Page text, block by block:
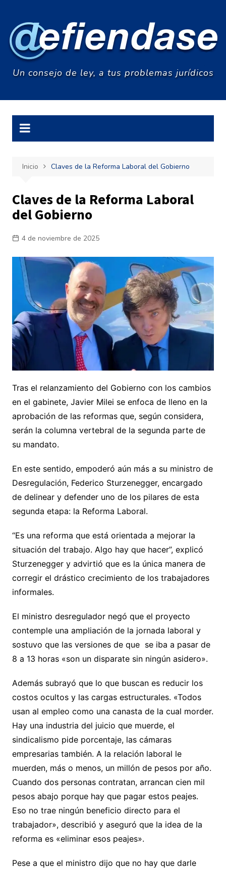
contenido
Un consejo de ley, a tus problemas jurídicos
Inicio Claves de la Reforma Laboral del Gobierno
Claves de la Reforma Laboral
del Gobierno
4 de noviembre de 2025
Tras el relanzamiento del Gobierno con los cambios
en el gabinete, Javier Milei se enfoca de lleno en la
aprobación de las reformas que, según considera,
serán la columna vertebral de la segunda parte de
su mandato.
En este sentido, empoderó aún más a su ministro de
Desregulación, Federico Sturzenegger, encargado
de delinear y defender uno de los pilares de esta
segunda etapa: la Reforma Laboral.
“Es una reforma que está orientada a mejorar la
situación del trabajo. Algo hay que hacer”, explicó
Sturzenegger y advirtió que es la única manera de
corregir el drástico crecimiento de los trabajadores
informales.
El ministro desregulador negó que el proyecto
contemple una ampliación de la jornada laboral y
sostuvo que las versiones de que se iba a pasar de
8 a 13 horas «son un disparate sin ningún asidero».
Además subrayó que lo que buscan es reducir los
costos ocultos y las cargas estructurales. «Todos
usan al empleo como una canasta de la cual morder.
Hay una industria del juicio que muerde, el
sindicalismo pide porcentaje, las cámaras
empresarias también. A la relación laboral le
muerden, más o menos, un millón de pesos por año.
Cuando dos personas contratan, arrancan cien mil
pesos abajo porque hay que pagar estos peajes.
Eso no trae ningún beneficio directo para el
trabajador», describió y aseguró que la idea de la
reforma es «eliminar esos peajes».
Pese a que el ministro dijo que no hay que darle